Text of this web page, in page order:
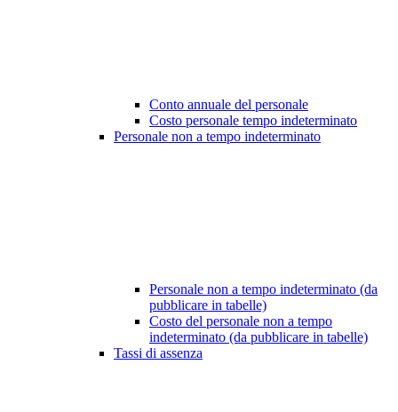
Conto annuale del personale
Costo personale tempo indeterminato
Personale non a tempo indeterminato
Personale non a tempo indeterminato (da
pubblicare in tabelle)
Costo del personale non a tempo
indeterminato (da pubblicare in tabelle)
Tassi di assenza